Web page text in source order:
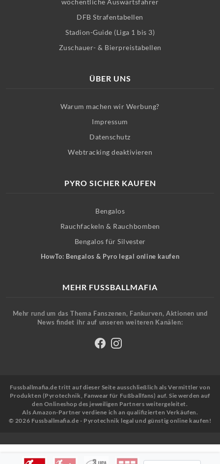
wöchentliche Auswärtsfahrer
DFB Strafentabellen
Stadion-Guide (Liga 1 bis 3)
Zuschauer- & Bierpreistabellen
ÜBER UNS
Warum machen wir Werbung?
Impressum
Datenschutz
Webtracking deaktivieren
PYRO SICHER KAUFEN
Bengalos
Rauchfackeln & Rauchbomben
Bengalos für Silvester
HowTo: Bengalos & Pyro legal online kaufen
MEHR FUSSBALLMAFIA
Mehr rund um das Thema Fanszenen, Fankurven, Aktionen und
News findet ihr auf unseren weiteren Kanälen:
Fussballmafia.de tritt auf dieser Seite ausschließlich als Vermittler von
Produkten (Pyrotechnik, Fanwear für Fußballfans) auf. Sie werden auf
den Onlineshop des jeweiligen Partners weitergeleitet.
Als Amazon-Partner verdiene ich an qualifizierten Verkäufen.
© 2026 Fussballmafia.de - Pyrotechnik legal und günstig online kaufen!